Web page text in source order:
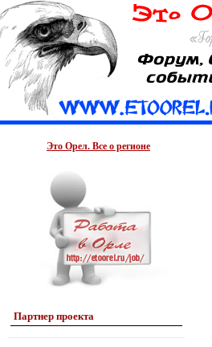
Это Орел. Все о регионе
Партнер проекта